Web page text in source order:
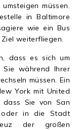
müssen.
in Baltimore
wie ein Bus
weiterfliegen.
dass es sich um
Sie während Ihrer
müssen. Ein
York mit United
dass Sie von San
oder in die Stadt
der großen